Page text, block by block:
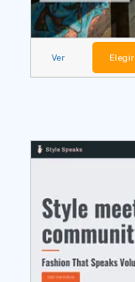
Ver Elegir